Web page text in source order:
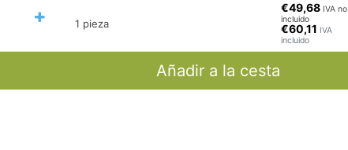
1 pieza
€49,68 IVA no
incluido
€60,11 IVA
incluido
Añadir a la cesta